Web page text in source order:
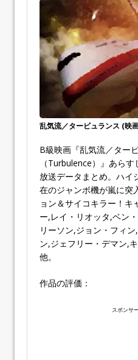
乱気流／タービュランス (映
B級映画『乱気流／ター
（Turbulence）』あらす
放送データまとめ。ハイ
在のジャンボ機が嵐に突
ョン＆サイコキラー！キ
ー,レイ・リオッタ,ベン
リーソン,ジョン・フィ
ン,ジェフリー・デマン,
他。
作品の評価：
スポンサ